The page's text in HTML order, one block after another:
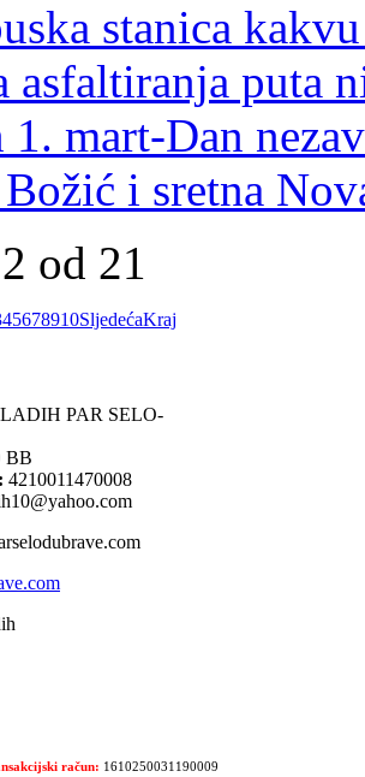
stanica
asfaltiranja puta
1. mart-Dan
i sretna
od 21
45678910SljedećaKraj
PAR SELO-
BB
4210011470008
račun: 1610250031190009